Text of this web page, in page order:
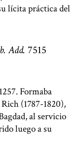
lícita práctica del
Add. 7515
Formaba
(1787-1820),
al servicio
luego a su